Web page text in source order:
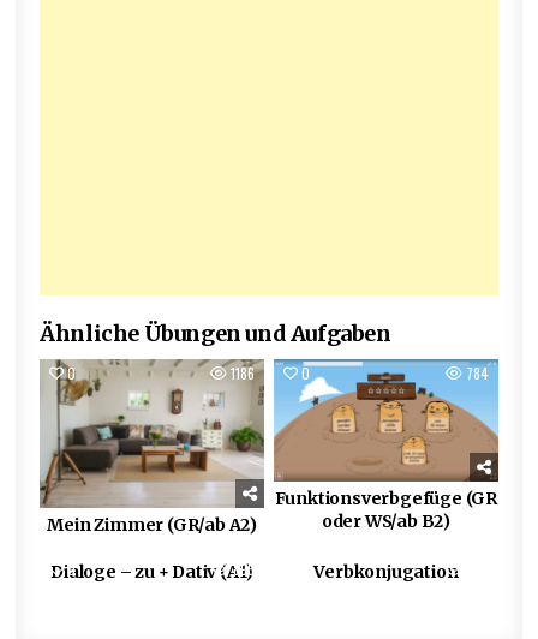
Ähnliche Übungen und Aufgaben
0 1186
Mein Zimmer (GR/ab A2)
0 784
Funktionsverbgefüge (GR
oder WS/ab B2)
0 896
Dialoge – zu + Dativ (A1) Verbkonjugation